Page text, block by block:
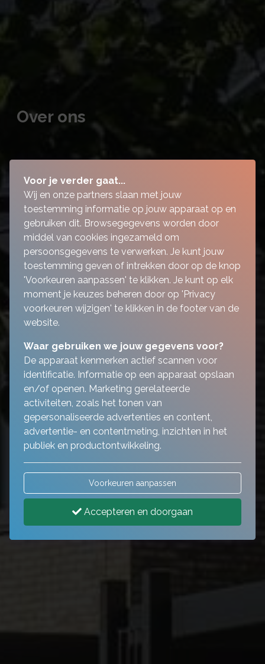
Over ons
Voor je verder gaat...
Wij en onze partners slaan met jouw
toestemming informatie op jouw apparaat op en
gebruiken dit. Browsegegevens worden door
middel van cookies ingezameld om
persoonsgegevens te verwerken. Je kunt jouw
toestemming geven of intrekken door op de knop
'Voorkeuren aanpassen' te klikken. Je kunt op elk
moment je keuzes beheren door op 'Privacy
voorkeuren wijzigen' te klikken in de footer van de
website.
Waar gebruiken we jouw gegevens voor?
De apparaat kenmerken actief scannen voor
identificatie. Informatie op een apparaat opslaan
en/of openen. Marketing gerelateerde
activiteiten, zoals het tonen van
gepersonaliseerde advertenties en content,
advertentie- en contentmeting, inzichten in het
publiek en productontwikkeling.
Voorkeuren aanpassen
Accepteren en doorgaan